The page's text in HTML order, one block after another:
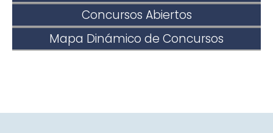
Concursos Abiertos
Mapa Dinámico de Concursos